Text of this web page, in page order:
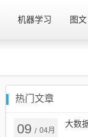
机器学习 图文
热门文章
09 / 04月
大数